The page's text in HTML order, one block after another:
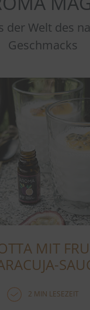
der Welt des
Geschmacks
MIT
2 MIN LESEZEIT